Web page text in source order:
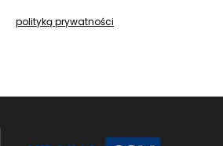
polityką prywatności